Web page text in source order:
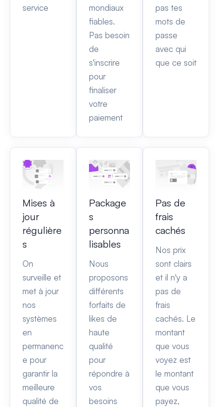
service
mondiaux
fiables.
Pas besoin
de
s'inscrire
pour
finaliser
votre
paiement
pas tes
mots de
passe
avec qui
que ce soit
Mises à
jour
régulière
s
On
surveille et
met à jour
nos
systèmes
en
permanenc
e pour
garantir la
meilleure
qualité de
Package
s
personna
lisables
Nous
proposons
différents
forfaits de
likes de
haute
qualité
pour
répondre à
vos
besoins
Pas de
frais
cachés
Nos prix
sont clairs
et il n'y a
pas de
frais
cachés. Le
montant
que vous
voyez est
le montant
que vous
payez,